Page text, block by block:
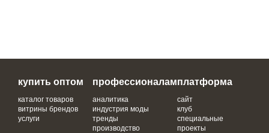
купить оптом
каталог товаров
витрины брендов
услуги
профессионалам
аналитика
индустрия моды
тренды
производство
платформа
сайт
клуб
специальные
проекты